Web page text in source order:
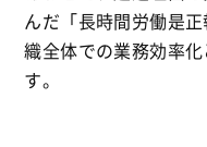
んだ「長時間労働是
織全体での業務効率
す。